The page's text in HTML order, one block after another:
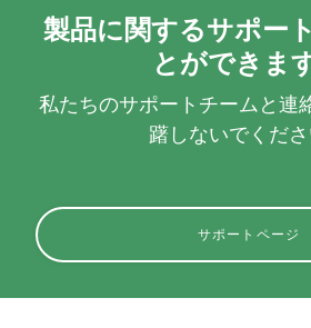
製品に関するサポー
とができます
私たちのサポートチームと連
躇しないでくださ
サポートページ